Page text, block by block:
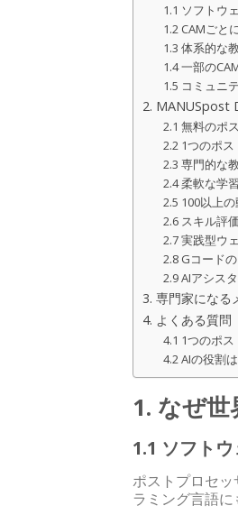
1.1 ソフトウ
1.2 CAMごと
1.3 体系的な
1.4 一部の
1.5 コミュニ
2. MANUSpost
2.1 無料のポ
2.2 1つのポ
2.3 専門的な
2.4 柔軟な学
2.5 100以上
2.6 スキル評
2.7 実践型ウ
2.8 Gコード
2.9 AIアシス
3. 専門家になる
4. よくある質問
4.1 1つのポス
4.2 AIの役割
1. なぜ
1.1 ソフト
ポストプロセ
ラミング言語